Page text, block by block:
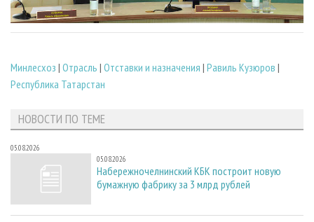
Минлесхоз | Отрасль | Отставки и назначения | Равиль Кузюров |
Республика Татарстан
НОВОСТИ ПО ТЕМЕ
05.08.2026
05.08.2026
Набережночелнинский КБК построит новую
бумажную фабрику за 3 млрд рублей